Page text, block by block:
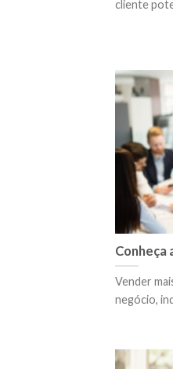
cliente
Conheça
Vender
negócio,